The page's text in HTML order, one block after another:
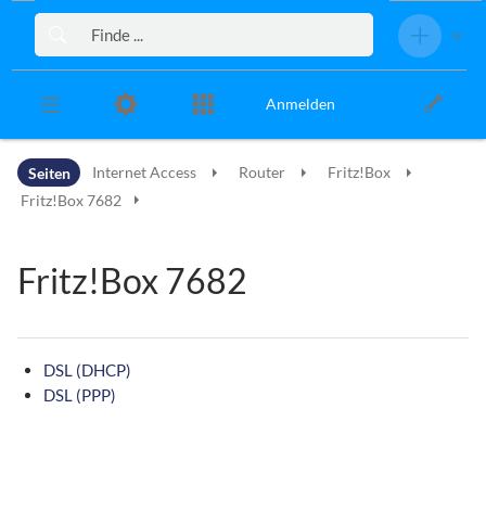
Zur Kopfleiste
Zur Hauptnavigation
Zu den Seitenwerkzeugen
Anmelden
Seiten Internet Access Router
Fritz!Box
Fritz!Box 7682
Fritz!Box 7682
DSL (DHCP)
DSL (PPP)